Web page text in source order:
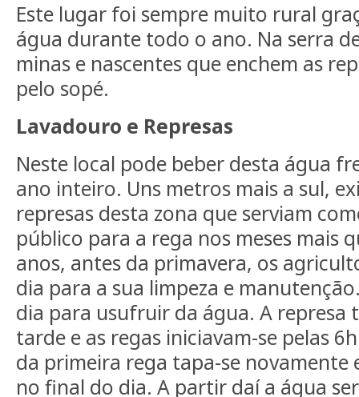
Este lugar foi sempre muito rural
água durante todo o ano. Na serra
minas e nascentes que enchem as
pelo sopé.
Lavadouro e Represas
Neste local pode beber desta água
ano inteiro. Uns metros mais a sul,
represas desta zona que serviam
público para a rega nos meses mais
anos, antes da primavera, os
dia para a sua limpeza e
dia para usufruir da água. A represa
tarde e as regas iniciavam-se pelas
da primeira rega tapa-se novamente
no final do dia. A partir daí a água